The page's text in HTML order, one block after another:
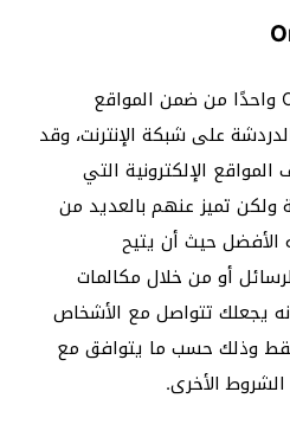
يعتبر موقع أومجلي Omegle واحدًا من ضمن المواقع
على شبكة الإنترنت، وقد
الإلكترونية التي
ولكن تميز عنهم بالعديد من
الأفضل حيث أن يتيح
أو من خلال مكالمات
يجعلك تتواصل مع الأشخاص
وذلك حسب ما يتوافق مع
الأخرى.